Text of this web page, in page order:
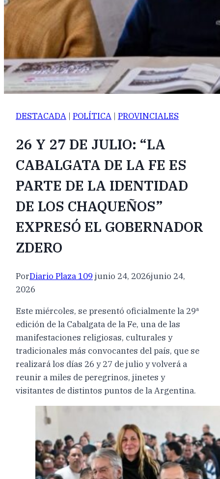
DESTACADA | POLÍTICA | PROVINCIALES
26 Y 27 DE JULIO: “LA
CABALGATA DE LA FE ES
PARTE DE LA IDENTIDAD
DE LOS CHAQUEÑOS”
EXPRESÓ EL GOBERNADOR
ZDERO
PorDiario Plaza 109 junio 24, 2026junio 24,
2026
Este miércoles, se presentó oficialmente la 29ª
edición de la Cabalgata de la Fe, una de las
manifestaciones religiosas, culturales y
tradicionales más convocantes del país, que se
realizará los días 26 y 27 de julio y volverá a
reunir a miles de peregrinos, jinetes y
visitantes de distintos puntos de la Argentina.